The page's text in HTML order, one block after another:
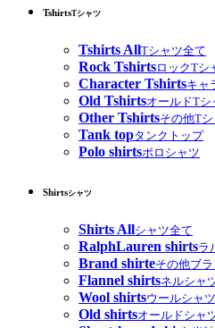
TshirtsTシャツ
Tshirts AllTシャツ全て
Rock TshirtsロックTシ
Character Tshirtsキャ
Old TshirtsオールドTシ
Other Tshirtsその他T
Tank topタンクトップ
Polo shirtsポロシャツ
Shirtsシャツ
Shirts Allシャツ全て
RalphLauren shirtsラ
Brand shirteその他ブ
Flannel shirtsネルシャ
Wool shirtsウールシャツ
Old shirtsオールドシャ